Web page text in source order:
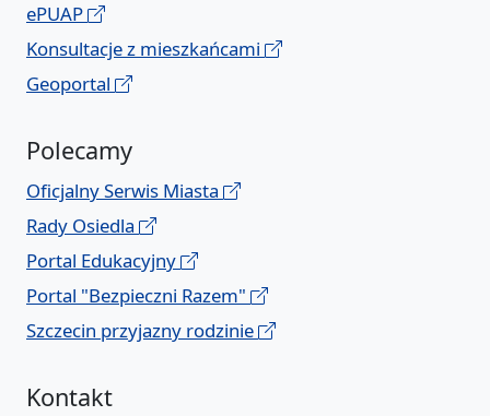
ePUAP
Konsultacje z mieszkańcami
Geoportal
Polecamy
Oficjalny Serwis Miasta
Rady Osiedla
Portal Edukacyjny
Portal "Bezpieczni Razem"
Szczecin przyjazny rodzinie
Kontakt